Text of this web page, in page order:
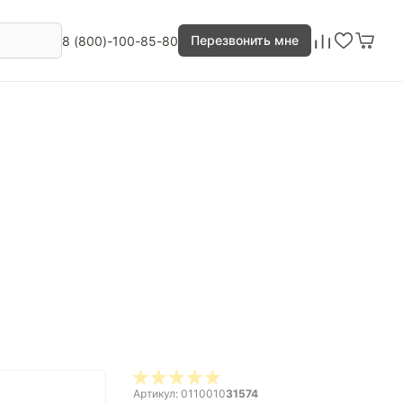
8 (800)-100-85-80 Перезвонить мне
Артикул: 011001031574